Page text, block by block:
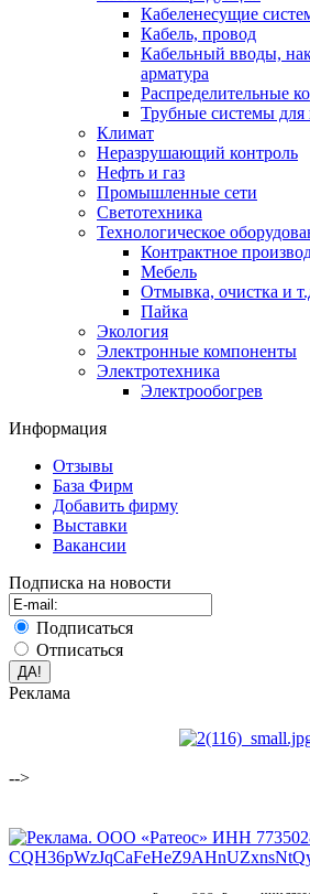
Кабеленесущие
Кабель, провод
Кабельный вводы,
арматура
Распределительные
Трубные системы для
Климат
Неразрушающий контроль
Нефть и газ
Промышленные сети
Светотехника
Технологическое
Контрактное
Мебель
Отмывка, очистка и
Пайка
Экология
Электронные компоненты
Электротехника
Электрообогрев
Информация
Отзывы
База Фирм
Добавить фирму
Выставки
Вакансии
Подписка на новости
Подписаться
Отписаться
Реклама
-->